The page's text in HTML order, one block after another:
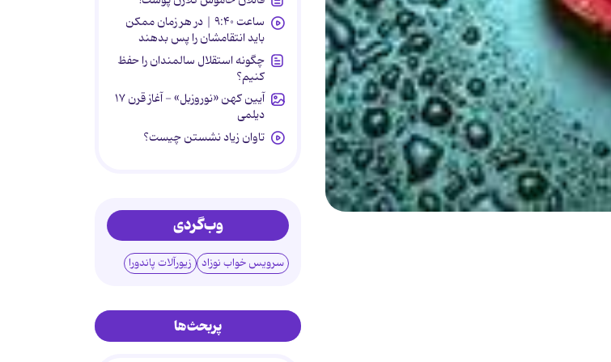
ساعت ۹:۴۰ | در هر زمان ممکن
باید انتقامشان را پس بدهند
چگونه استقلال سالمندان را حفظ
کنیم؟
آیین کهن «نوروزبل» - آغاز قرن ۱۷
دیلمی
تاوان زیاد نشستن چیست؟
وب‌گردی
سرویس خواب نوزاد زیورآلات پاندورا
پربحث‌ها